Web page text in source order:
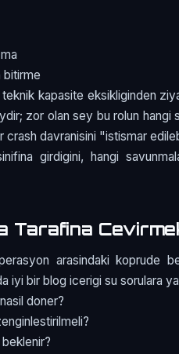
bitirme
kapasite eksikliginden
zor olan sey bu rolun hangi
davranisini "istismar
girdigini, hangi
Tarafina
arasindaki koprude
iyi bir blog icerigi su sorulara
doner?